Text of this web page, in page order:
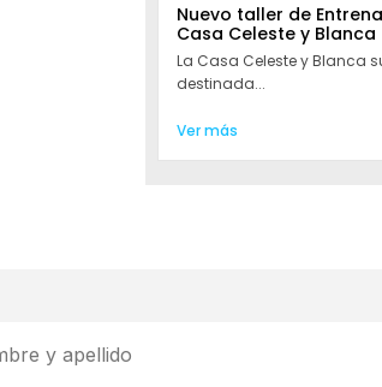
Nuevo taller de
Casa Celeste y Blanca
La Casa Celeste y Blanca
destinada...
Ver más